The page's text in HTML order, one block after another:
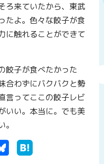
ろ来ていたから、東武
たよ。色々な餃子が食
に触れることができて
餃子が食べたかった
合わずにバクバクと勢
言ってここの餃子レビ
いい。本当に。でも美
Bluesky